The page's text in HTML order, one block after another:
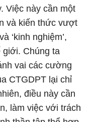
Việc này cần một
và kiến thức vượt
‘kinh nghiệm’,
giới. Chúng ta
vai các cường
CTGDPT lại chỉ
điều này cần
làm việc với trách